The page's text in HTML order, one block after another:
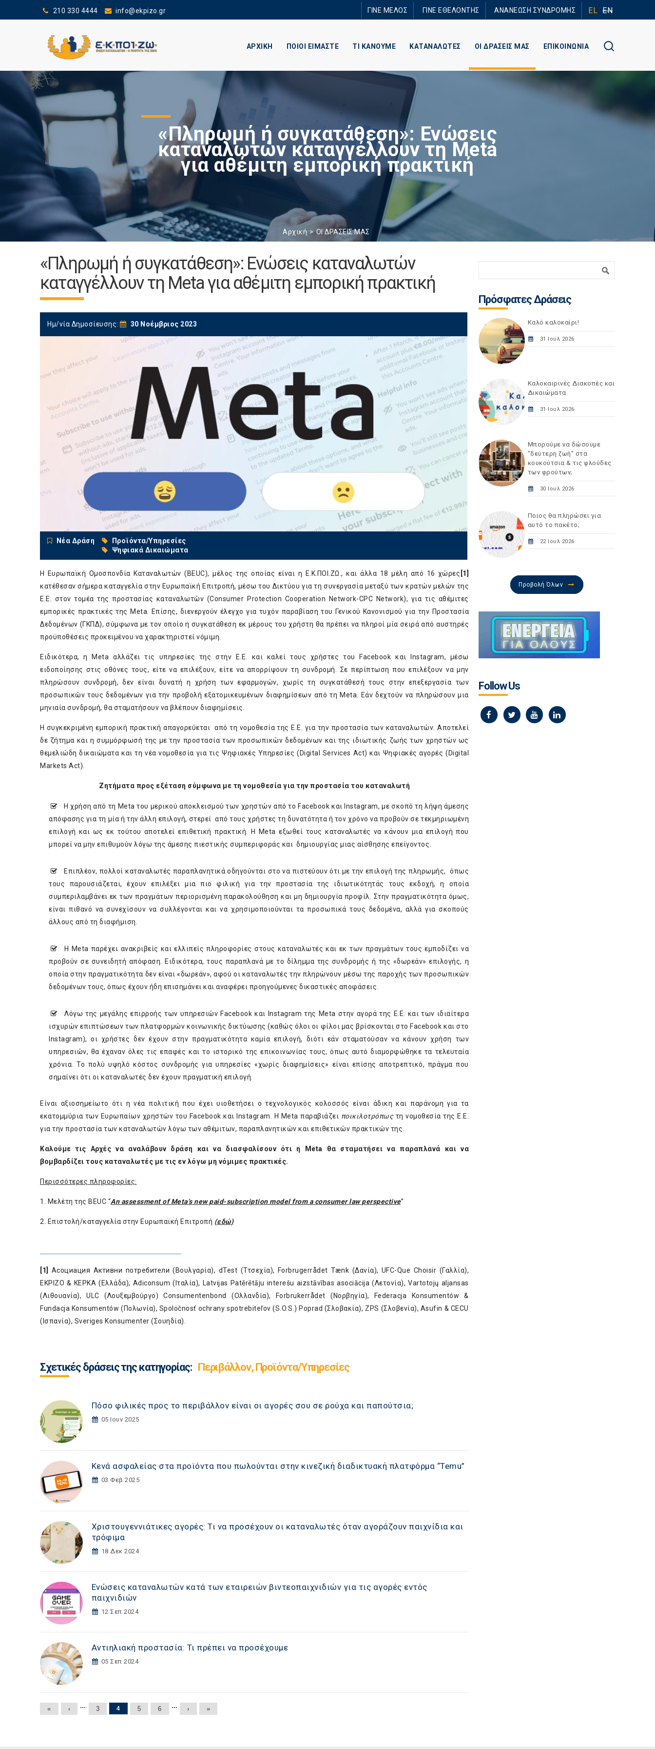
210 330 4444 info@ekpizo.gr ΓΙΝΕ ΜΕΛΟΣ ΓΙΝΕ ΕΘΕΛΟΝΤΗΣ ΑΝΑΝΕΩΣΗ ΣΥΝΔΡΟΜΗΣ EL EN
ΑΡΧΙΚΗ ΠΟΙΟΙ ΕΙΜΑΣΤΕ ΤΙ ΚΑΝΟΥΜΕ ΚΑΤΑΝΑΛΩΤΕΣ ΟΙ ΔΡΑΣΕΙΣ ΜΑΣ ΕΠΙΚΟΙΝΩΝΙΑ
«Πληρωμή ή συγκατάθεση»: Ενώσεις
καταναλωτών καταγγέλλουν τη Meta
για αθέμιτη εμπορική πρακτική
Αρχική ΟΙ ΔΡΑΣΕΙΣ ΜΑΣ
«Πληρωμή ή συγκατάθεση»: Ενώσεις καταναλωτών
καταγγέλλουν τη Meta για αθέμιτη εμπορική πρακτική
Ημ/νία Δημοσίευσης: 30 Νοέμβριος 2023
Νέα Δράση
Προϊόντα/Υπηρεσίες
Ψηφιακά Δικαιώματα
Η Ευρωπαϊκή Ομοσπονδία Καταναλωτών (BEUC), μέλος της οποίας είναι η Ε.Κ.ΠΟΙ.ΖΩ., και άλλα 18 μέλη από 16 χώρες [1]
κατέθεσαν σήμερα καταγγελία στην Ευρωπαϊκή Επιτροπή, μέσω του Δικτύου για τη συνεργασία μεταξύ των κρατών μελών της
Ε.Ε. στον τομέα της προστασίας καταναλωτών (Consumer Protection Cooperation Network-CPC Network), για τις αθέμιτες
εμπορικές πρακτικές της Meta. Επίσης, διενεργούν έλεγχο για τυχόν παραβίαση του Γενικού Κανονισμού για την Προστασία
Δεδομένων (ΓΚΠΔ), σύμφωνα με τον οποίο η συγκατάθεση εκ μέρους του χρήστη θα πρέπει να πληροί μία σειρά από αυστηρές
προϋποθέσεις προκειμένου να χαρακτηριστεί νόμιμη.
Ειδικότερα, η Meta αλλάζει τις υπηρεσίες της στην Ε.Ε. και καλεί τους χρήστες του Facebook και Instagram, μέσω
ειδοποίησης στις οθόνες τους, είτε να επιλέξουν, είτε να απορρίψουν τη συνδρομή. Σε περίπτωση που επιλέξουν να μην
πληρώσουν συνδρομή, δεν είναι δυνατή η χρήση των εφαρμογών, χωρίς τη συγκατάθεσή τους στην επεξεργασία των
προσωπικών τους δεδομένων για την προβολή εξατομικευμένων διαφημίσεων από τη Meta. Εάν δεχτούν να πληρώσουν μια
μηνιαία συνδρομή, θα σταματήσουν να βλέπουν διαφημίσεις.
Η συγκεκριμένη εμπορική πρακτική απαγορεύεται από τη νομοθεσία της Ε.Ε. για την προστασία των καταναλωτών. Αποτελεί
δε ζήτημα και η συμμόρφωσή της με την προστασία των προσωπικών δεδομένων και της ιδιωτικής ζωής των χρηστών ως
θεμελιώδη δικαιώματα και τη νέα νομοθεσία για τις Ψηφιακές Υπηρεσίες (Digital Services Act) και Ψηφιακές αγορές (Digital
Markets Act).
Ζητήματα προς εξέταση σύμφωνα με τη νομοθεσία για την προστασία του καταναλωτή
Η χρήση από τη Meta του μερικού αποκλεισμού των χρηστών από το Facebook και Instagram, με σκοπό τη λήψη άμεσης
απόφασης για τη μία ή την άλλη επιλογή, στερεί από τους χρήστες τη δυνατότητα ή τον χρόνο να προβούν σε τεκμηριωμένη
επιλογή και ως εκ τούτου αποτελεί επιθετική πρακτική. Η Meta εξωθεί τους καταναλωτές να κάνουν μια επιλογή που
μπορεί να μην επιθυμούν λόγω της άμεσης πιεστικής συμπεριφοράς και δημιουργίας μιας αίσθησης επείγοντος.
Επιπλέον, πολλοί καταναλωτές παραπλανητικά οδηγούνται στο να πιστεύουν ότι με την επιλογή της πληρωμής, όπως
τους παρουσιάζεται, έχουν επιλέξει μια πιο φιλική για την προστασία της ιδιωτικότητάς τους εκδοχή, η οποία
συμπεριλαμβάνει εκ των πραγμάτων περιορισμένη παρακολούθηση και μη δημιουργία προφίλ. Στην πραγματικότητα όμως,
είναι πιθανό να συνεχίσουν να συλλέγονται και να χρησιμοποιούνται τα προσωπικά τους δεδομένα, αλλά για σκοπούς
άλλους από τη διαφήμιση.
Η Meta παρέχει ανακριβείς και ελλιπείς πληροφορίες στους καταναλωτές και εκ των πραγμάτων τους εμποδίζει να
προβούν σε συνειδητή απόφαση. Ειδικότερα, τους παραπλανά με το δίλημμα της συνδρομής ή της «δωρεάν» επιλογής, η
οποία στην πραγματικότητα δεν είναι «δωρεάν», αφού οι καταναλωτές την πληρώνουν μέσω της παροχής των προσωπικών
δεδομένων τους, όπως έχουν ήδη επισημάνει και αναφέρει προηγούμενες δικαστικές αποφάσεις.
Λόγω της μεγάλης επιρροής των υπηρεσιών Facebook και Instagram της Meta στην αγορά της Ε.Ε. και των ιδιαίτερα
ισχυρών επιπτώσεων των πλατφορμών κοινωνικής δικτύωσης (καθώς όλοι οι φίλοι μας βρίσκονται στο Facebook και στο
Instagram), οι χρήστες δεν έχουν στην πραγματικότητα καμία επιλογή, διότι εάν σταματούσαν να κάνουν χρήση των
υπηρεσιών, θα έχαναν όλες τις επαφές και το ιστορικό της επικοινωνίας τους, όπως αυτό διαμορφώθηκε τα τελευταία
χρόνια. Το πολύ υψηλό κόστος συνδρομής για υπηρεσίες «χωρίς διαφημίσεις» είναι επίσης αποτρεπτικό, πράγμα που
σημαίνει ότι οι καταναλωτές δεν έχουν πραγματική επιλογή.
Είναι αξιοσημείωτο ότι η νέα πολιτική που έχει υιοθετήσει ο τεχνολογικός κολοσσός είναι άδικη και παράνομη για τα
εκατομμύρια των Ευρωπαίων χρηστών του Facebook και Instagram. Η Meta παραβιάζει ποικιλοτρόπως τη νομοθεσία της Ε.Ε.
για την προστασία των καταναλωτών λόγω των αθέμιτων, παραπλανητικών και επιθετικών πρακτικών της.
Καλούμε τις Αρχές να αναλάβουν δράση και να διασφαλίσουν ότι η Meta
θα σταματήσει να παραπλανά και να
βομβαρδίζει τους καταναλωτές με τις εν λόγω μη νόμιμες πρακτικές.
Περισσότερες πληροφορίες:
1. Μελέτη της BEUC “Αn assessment of Meta’s new paid-subscription model from a consumer law perspective”
2. Επιστολή/καταγγελία στην Ευρωπαϊκή Επιτροπή (εδώ)
[1]
Асоциация Активни потребители (Βουλγαρία), dTest (Ττσεχία), Forbrugerrådet Tænk (Δανία), UFC-Que Choisir (Γαλλία),
EKPIZO & KEPKA (Ελλάδα), Adiconsum (Ιταλία), Latvijas Patērētāju interešu aizstāvības asociācija (Λετονία), Vartotojų aljansas
(Λιθουανία), ULC (Λουξεμβούργο) Consumentenbond (Ολλανδία), Forbrukerrådet (Νορβηγία), Federacja Konsumentów &
Fundacja Konsumentów (Πολωνία), Spoločnosť ochrany spotrebiteľov (S.O.S.) Poprad (Σλοβακία), ZPS (Σλοβενία), Asufin & CECU
(Ισπανία), Sveriges Konsumenter (Σουηδία).
Σχετικές δράσεις της κατηγορίας: Περιβάλλον, Προϊόντα/Υπηρεσίες
Πόσο φιλικές προς το περιβάλλον είναι οι αγορές σου σε ρούχα και παπούτσια;
05 Ιουν 2025
Κενά ασφαλείας στα προϊόντα που πωλούνται στην κινεζική διαδικτυακή πλατφόρμα “Temu”
03 Φεβ 2025
Χριστουγεννιάτικες αγορές: Τι να προσέχουν οι καταναλωτές όταν αγοράζουν παιχνίδια και
τρόφιμα
18 Δεκ 2024
Ενώσεις καταναλωτών κατά των εταιρειών βιντεοπαιχνιδιών για τις αγορές εντός
παιχνιδιών
12 Σεπ 2024
Αντιηλιακή προστασία: Τι πρέπει να προσέχουμε
05 Σεπ 2024
Σελίδες
« ‹ … 3 4 5 6 … › »
Πρόσφατες Δράσεις
Καλό καλοκαίρι!
31 Ιουλ 2026
Καλοκαιρινές Διακοπές και
Δικαιώματα
31 Ιουλ 2026
Μπορούμε να δώσουμε
"δεύτερη ζωή" στα
κουκούτσια & τις φλούδες
των φρούτων;
30 Ιουλ 2026
Ποιος θα πληρώσει για
αυτό το πακέτο;
22 Ιουλ 2026
Προβολή Όλων
Follow Us